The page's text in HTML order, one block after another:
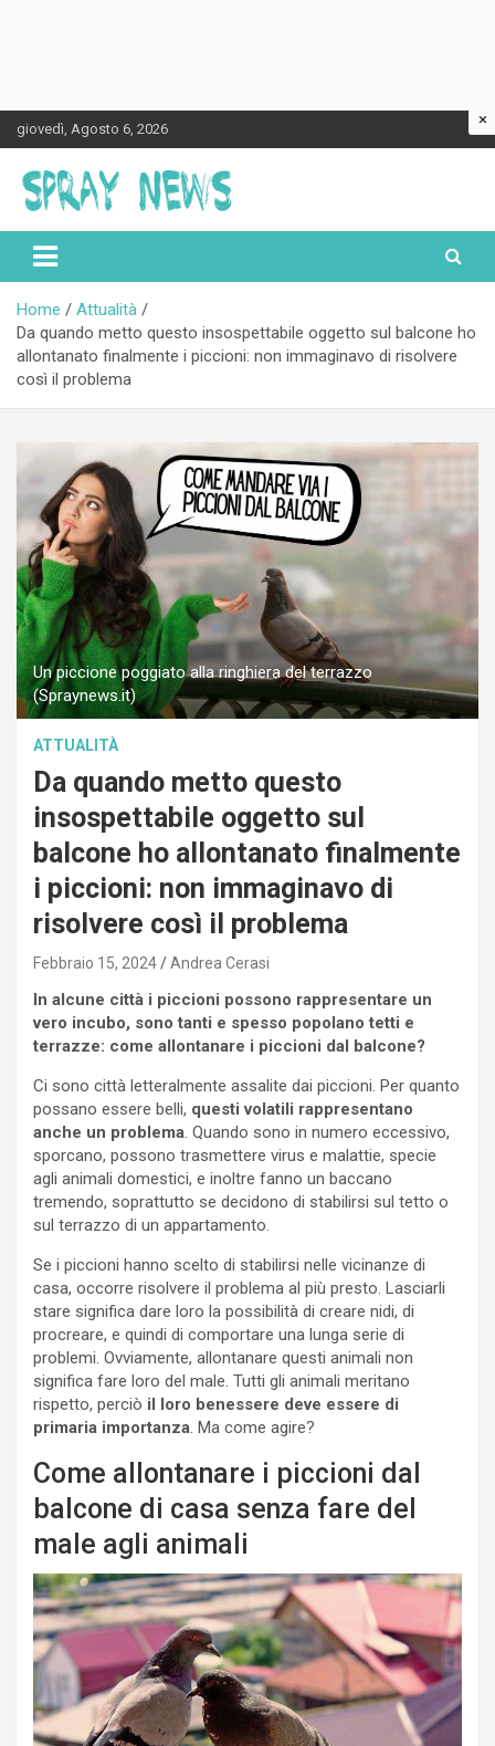
Skip
to
content
giovedì, Agosto 6, 2026
Spraynews.it
Home
Attualità
Da quando metto questo insospettabile oggetto sul balcone ho
allontanato finalmente i piccioni: non immaginavo di risolvere
così il problema
Un piccione poggiato alla ringhiera del terrazzo
(Spraynews.it)
ATTUALITÀ
Da quando metto questo
insospettabile oggetto sul
balcone ho allontanato finalmente
i piccioni: non immaginavo di
risolvere così il problema
Febbraio 15, 2024 Andrea Cerasi
In alcune città i piccioni possono rappresentare un
vero incubo, sono tanti e spesso popolano tetti e
terrazze: come allontanare i piccioni dal balcone?
Ci sono città letteralmente assalite dai piccioni. Per quanto
possano essere belli, questi volatili rappresentano
anche un problema. Quando sono in numero eccessivo,
sporcano, possono trasmettere virus e malattie, specie
agli animali domestici, e inoltre fanno un baccano
tremendo, soprattutto se decidono di stabilirsi sul tetto o
sul terrazzo di un appartamento.
Se i piccioni hanno scelto di stabilirsi nelle vicinanze di
casa, occorre risolvere il problema al più presto. Lasciarli
stare significa dare loro la possibilità di creare nidi, di
procreare, e quindi di comportare una lunga serie di
problemi. Ovviamente, allontanare questi animali non
significa fare loro del male. Tutti gli animali meritano
rispetto, perciò il loro benessere deve essere di
primaria importanza. Ma come agire?
Come allontanare i piccioni dal
balcone di casa senza fare del
male agli animali
×